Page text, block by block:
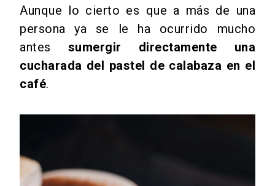
Aunque lo cierto es que a más de una
persona ya se le ha ocurrido mucho
antes sumergir directamente una
cucharada del pastel de calabaza en el
café.